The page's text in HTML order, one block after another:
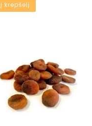
Į krepšelį